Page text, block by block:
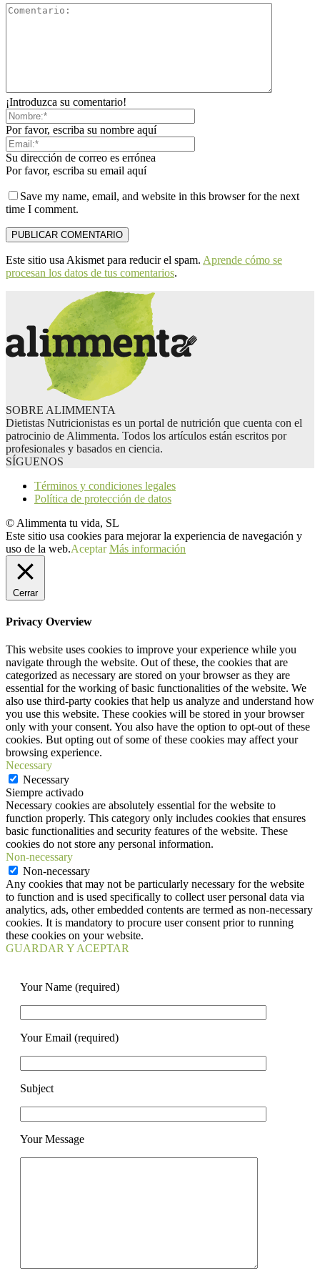
¡Introduzca su comentario!
Por favor, escriba su nombre aquí
Su dirección de correo es errónea
Por favor, escriba su email aquí
Save my name, email, and website in this browser for the next
time I comment.
Este sitio usa Akismet para reducir el spam. Aprende cómo se
procesan los datos de tus comentarios.
SOBRE ALIMMENTA
Dietistas Nutricionistas es un portal de nutrición que cuenta con el
patrocinio de Alimmenta. Todos los artículos están escritos por
profesionales y basados en ciencia.
SÍGUENOS
Términos y condiciones legales
Política de protección de datos
© Alimmenta tu vida, SL
Este sitio usa cookies para mejorar la experiencia de navegación y
uso de la web.Aceptar Más información
Cerrar
Privacy Overview
This website uses cookies to improve your experience while you
navigate through the website. Out of these, the cookies that are
categorized as necessary are stored on your browser as they are
essential for the working of basic functionalities of the website. We
also use third-party cookies that help us analyze and understand how
you use this website. These cookies will be stored in your browser
only with your consent. You also have the option to opt-out of these
cookies. But opting out of some of these cookies may affect your
browsing experience.
Necessary
Necessary
Siempre activado
Necessary cookies are absolutely essential for the website to
function properly. This category only includes cookies that ensures
basic functionalities and security features of the website. These
cookies do not store any personal information.
Non-necessary
Non-necessary
Any cookies that may not be particularly necessary for the website
to function and is used specifically to collect user personal data via
analytics, ads, other embedded contents are termed as non-necessary
cookies. It is mandatory to procure user consent prior to running
these cookies on your website.
GUARDAR Y ACEPTAR
Your Name (required)
Your Email (required)
Subject
Your Message